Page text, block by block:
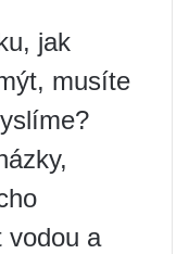
jak
musíte
vodou a